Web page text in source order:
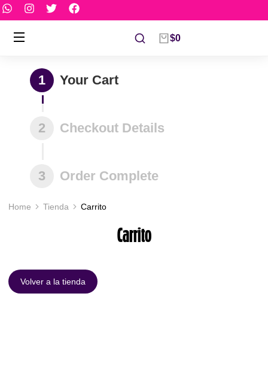
Your Cart
1
Checkout Details
2
Order Complete
3
$0
You are here:
Home Tienda Carrito
Carrito
Volver a la tienda